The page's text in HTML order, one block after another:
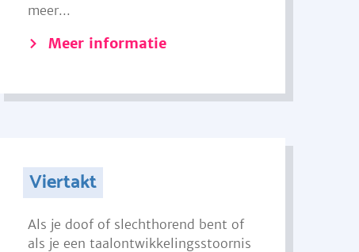
meer...
Meer informatie
Viertakt
Als je doof of slechthorend bent of
als je een taalontwikkelingsstoornis